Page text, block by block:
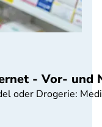
- Vor- und
oder Drogerie: